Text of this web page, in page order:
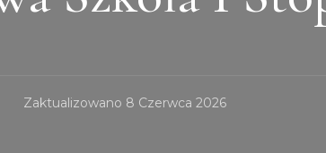
Zaktualizowano 8 Czerwca 2026